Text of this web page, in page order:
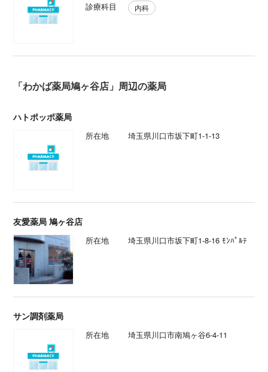
診療科目
内科
「わかば薬局鳩ヶ谷店」周辺の薬局
ハトポッポ薬局
所在地 埼玉県川口市坂下町1-1-13
友愛薬局 鳩ヶ谷店
所在地 埼玉県川口市坂下町1-8-16 ﾓﾝﾊﾟﾙﾃ
サン調剤薬局
所在地 埼玉県川口市南鳩ヶ谷6-4-11